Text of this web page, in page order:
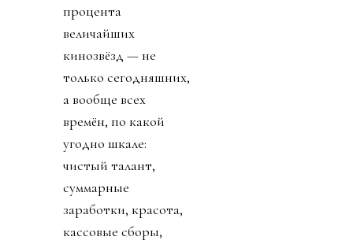
процента
величайших
кинозвёзд — не
только сегодняшних,
а вообще всех
времён, по какой
угодно шкале:
чистый талант,
суммарные
заработки, красота,
кассовые сборы,